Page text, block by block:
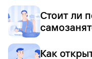
Стоит ли
Как